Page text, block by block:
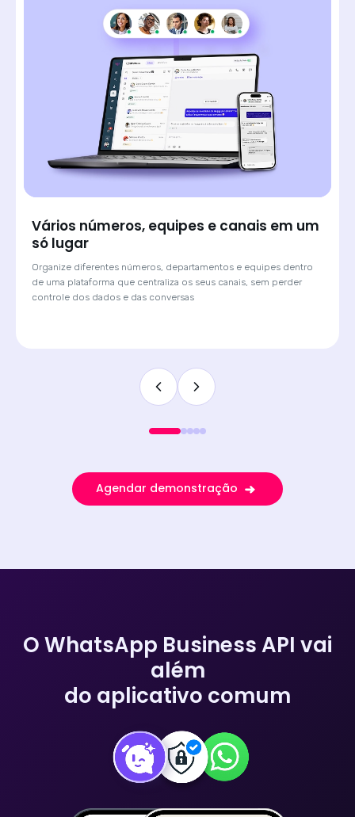
Saiba de onde veio cada lead e atenda
com o contexto certo
Quando o cliente chega por um anúncio de Click-to-WhatsApp,
a Huggy mostra qual campanha originou a conversa. O
atendente sabe o contexto antes de digitar a primeira
Agendar demonstração
O WhatsApp Business API vai
além
do aplicativo comum